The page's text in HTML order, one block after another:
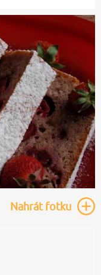
Nahrátfotku